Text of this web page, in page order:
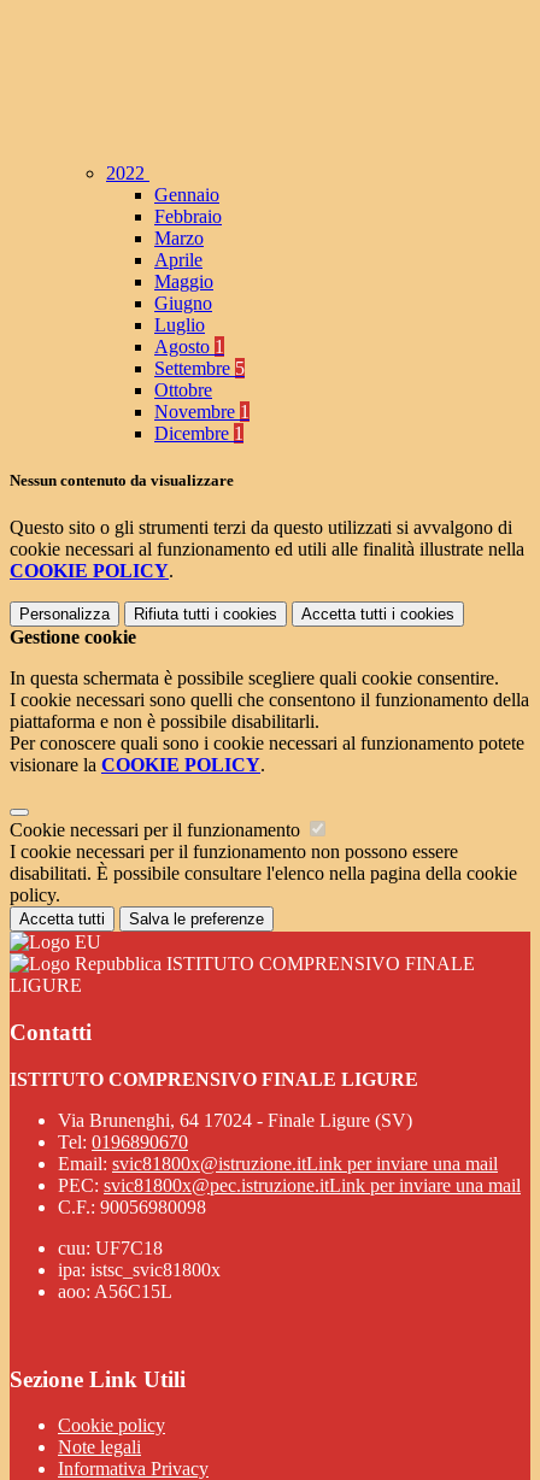
2022
Gennaio
Febbraio
Marzo
Aprile
Maggio
Giugno
Luglio
Agosto 1
Settembre 5
Ottobre
Novembre 1
Dicembre 1
Nessun contenuto da visualizzare
Questo sito o gli strumenti terzi da questo utilizzati si avvalgono di
cookie necessari al funzionamento ed utili alle finalità illustrate nella
COOKIE POLICY.
Personalizza Rifiuta tutti i cookies Accetta tutti i cookies
Gestione cookie
In questa schermata è possibile scegliere quali cookie consentire.
I cookie necessari sono quelli che consentono il funzionamento della
piattaforma e non è possibile disabilitarli.
Per conoscere quali sono i cookie necessari al funzionamento potete
visionare la COOKIE POLICY.
Cookie necessari per il funzionamento
I cookie necessari per il funzionamento non possono essere
disabilitati. È possibile consultare l'elenco nella pagina della cookie
policy.
Accetta tutti Salva le preferenze
ISTITUTO COMPRENSIVO FINALE
LIGURE
Contatti
ISTITUTO COMPRENSIVO FINALE LIGURE
Via Brunenghi, 64 17024 - Finale Ligure (SV)
Tel: 0196890670
Email: svic81800x@istruzione.itLink per inviare una mail
PEC: svic81800x@pec.istruzione.itLink per inviare una mail
C.F.: 90056980098
cuu: UF7C18
ipa: istsc_svic81800x
aoo: A56C15L
Sezione Link Utili
Cookie policy
Note legali
Informativa Privacy